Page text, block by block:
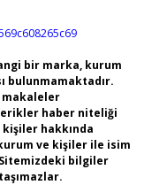
bir marka, kurum
bulunmamaktadır.
makaleler
haber niteliği
hakkında
ve kişiler ile isim
bilgiler